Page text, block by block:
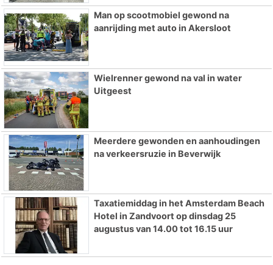
Man op scootmobiel gewond na
aanrijding met auto in Akersloot
Wielrenner gewond na val in water
Uitgeest
Meerdere gewonden en aanhoudingen
na verkeersruzie in Beverwijk
Taxatiemiddag in het Amsterdam Beach
Hotel in Zandvoort op dinsdag 25
augustus van 14.00 tot 16.15 uur